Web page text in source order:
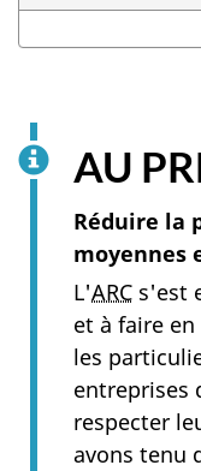
AU
Réduire la
moyennes
L'ARC s'est
et à faire
les
entreprises
respecter
avons tenu